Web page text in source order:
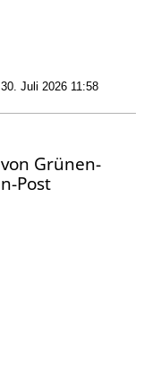
Juli 2026 11:58
Grünen-
Post